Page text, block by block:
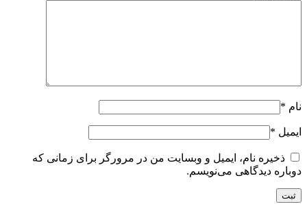
نام *
ایمیل *
ذخیره نام، ایمیل و وبسایت من در مرورگر برای زمانی که
دوباره دیدگاهی می‌نویسم.